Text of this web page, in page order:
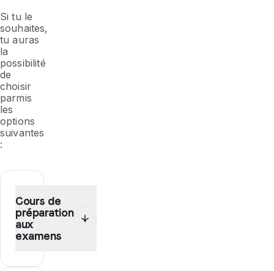
Si tu le
souhaites,
tu auras
la
possibilité
de
choisir
parmis
les
options
suivantes
:
Cours de
préparation
aux
examens
professeur